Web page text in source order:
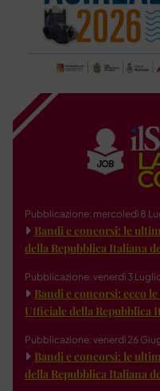
Pubblicazione: mercoledì 8
Bandi e concorsi: le
della Repubblica Italiana
Pubblicazione: venerdì 3
Bandi e concorsi: ecco
Ufficiale della Repubblica
Pubblicazione: venerdì 26
Bandi e concorsi: le
della Repubblica Italiana